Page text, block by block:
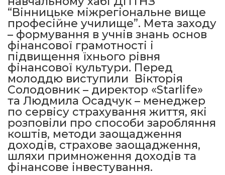
“Вінницьке міжрегіональне вище
професійне училище”. Мета заходу
– формування в учнів знань основ
фінансової грамотності і
підвищення їхнього рівня
фінансової культури. Перед
молоддю виступили Вікторія
Солодовник – директор «Starlife»
та Людмила Осадчук – менеджер
по сервісу страхування життя, які
розповіли про способи заробляння
коштів, методи заощадження
доходів, страхове заощадження,
шляхи примноження доходів та
фінансове інвестування.